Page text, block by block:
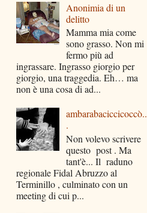
Anonimia di un
delitto
Mamma mia come
sono grasso. Non mi
fermo più ad
ingrassare. Ingrasso giorgio per
giorgio, una traggedia. Eh… ma
non è una cosa di ad...
ambarabaciccicoccò..
.
Non volevo scrivere
questo post . Ma
tant'è... Il raduno
regionale Fidal Abruzzo al
Terminillo , culminato con un
meeting di cui p...